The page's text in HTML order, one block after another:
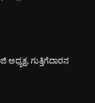
ಗುತ್ತಿಗೆದಾರನ